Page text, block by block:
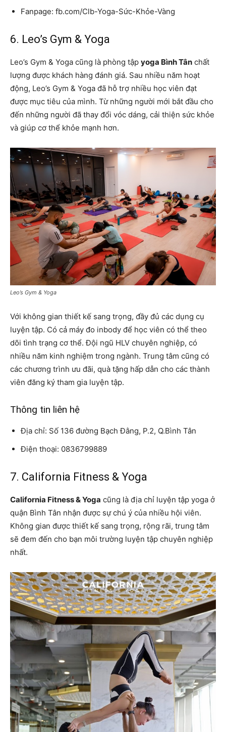
Fanpage: fb.com/Clb-Yoga-Sức-Khỏe-Vàng
6. Leo’s Gym & Yoga
Leo’s Gym & Yoga cũng là phòng tập yoga Bình Tân chất
lượng được khách hàng đánh giá. Sau nhiều năm hoạt
động, Leo’s Gym & Yoga đã hỗ trợ nhiều học viên đạt
được mục tiêu của mình. Từ những người mới bắt đầu cho
đến những người đã thay đổi vóc dáng, cải thiện sức khỏe
và giúp cơ thể khỏe mạnh hơn.
Leo’s Gym & Yoga
Với không gian thiết kế sang trọng, đầy đủ các dụng cụ
luyện tập. Có cả máy đo inbody để học viên có thể theo
dõi tình trạng cơ thể. Đội ngũ HLV chuyên nghiệp, có
nhiều năm kinh nghiệm trong ngành. Trung tâm cũng có
các chương trình ưu đãi, quà tặng hấp dẫn cho các thành
viên đăng ký tham gia luyện tập.
Thông tin liên hệ
Địa chỉ: Số 136 đường Bạch Đằng, P.2, Q.Bình Tân
Điện thoại: 0836799889
7. California Fitness & Yoga
California Fitness & Yoga cũng là địa chỉ luyện tập yoga ở
quận Bình Tân nhận được sự chú ý của nhiều hội viên.
Không gian được thiết kế sang trọng, rộng rãi, trung tâm
sẽ đem đến cho bạn môi trường luyện tập chuyên nghiệp
nhất.